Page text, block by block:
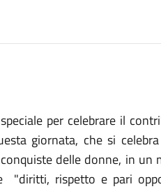
per celebrare il
giornata, che si
delle donne, in un
"diritti, rispetto e pari